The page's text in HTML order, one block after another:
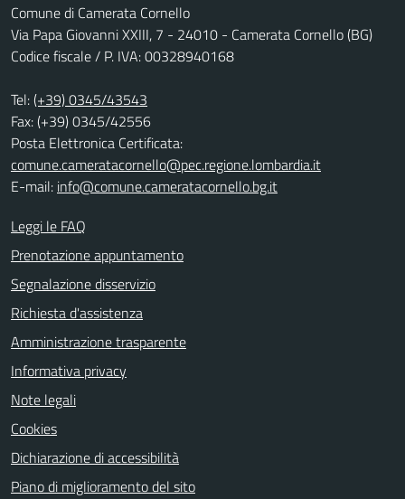
Comune di Camerata Cornello
Via Papa Giovanni XXIII, 7 - 24010 - Camerata Cornello (BG)
Codice fiscale / P. IVA: 00328940168
Tel:(+39) 0345/43543
Fax: (+39) 0345/42556
Posta Elettronica Certificata:
comune.cameratacornello@pec.regione.lombardia.it
E-mail: info@comune.cameratacornello.bg.it
Leggi le FAQ
Prenotazione appuntamento
Segnalazione disservizio
Richiesta d'assistenza
Amministrazione trasparente
Informativa privacy
Note legali
Cookies
Dichiarazione di accessibilità
Piano di miglioramento del sito